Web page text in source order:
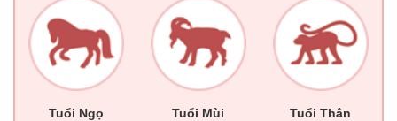
Tuổi Ngọ Tuổi Mùi Tuổi Thân